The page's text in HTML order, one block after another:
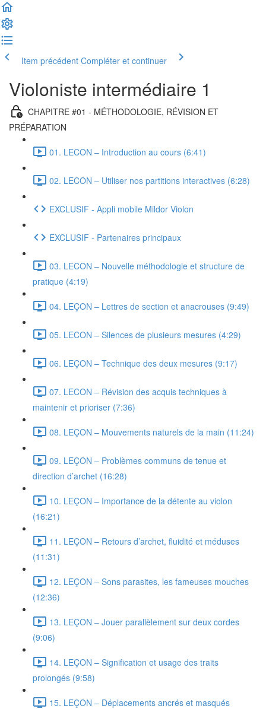
Item précédent Compléter et continuer
Violoniste intermédiaire 1
CHAPITRE #01 - MÉTHODOLOGIE, RÉVISION ET
PRÉPARATION
01. LECON – Introduction au cours (6:41)
02. LECON – Utiliser nos partitions interactives (6:28)
EXCLUSIF - Appli mobile Mildor Violon
EXCLUSIF - Partenaires principaux
03. LECON – Nouvelle méthodologie et structure de
pratique (4:19)
04. LEÇON – Lettres de section et anacrouses (9:49)
05. LECON – Silences de plusieurs mesures (4:29)
06. LEÇON – Technique des deux mesures (9:17)
07. LECON – Révision des acquis techniques à
maintenir et prioriser (7:36)
08. LEÇON – Mouvements naturels de la main (11:24)
09. LEÇON – Problèmes communs de tenue et
direction d’archet (16:28)
10. LEÇON – Importance de la détente au violon
(16:21)
11. LEÇON – Retours d’archet, fluidité et méduses
(11:31)
12. LEÇON – Sons parasites, les fameuses mouches
(12:36)
13. LEÇON – Jouer parallèlement sur deux cordes
(9:06)
14. LEÇON – Signification et usage des traits
prolongés (9:58)
15. LEÇON – Déplacements ancrés et masqués